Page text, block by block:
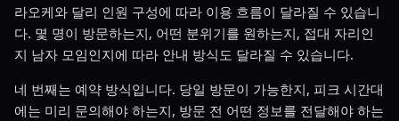
라오케와 달리 인원 구성에 따라 이용 흐름이 달라질 수 있습니
다. 몇 명이 방문하는지, 어떤 분위기를 원하는지, 접대 자리인
지 남자 모임인지에 따라 안내 방식도 달라질 수 있습니다.
네 번째는 예약 방식입니다. 당일 방문이 가능한지, 피크 시간대
에는 미리 문의해야 하는지, 방문 전 어떤 정보를 전달해야 하는